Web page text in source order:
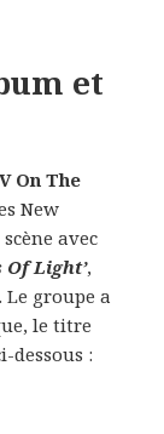
et
On The
New
avec
Of Light’,
groupe a
le titre
dessous :